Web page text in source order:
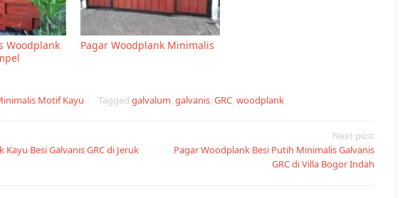
Woodplank
Pagar Woodplank Minimalis
Motif Kayu Tagged galvalum, galvanis, GRC, woodplank
Kayu Besi Galvanis GRC di Jeruk
Next post
Pagar Woodplank Besi Putih Minimalis Galvanis
GRC di Villa Bogor Indah